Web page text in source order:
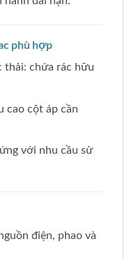
phù hợp
thải: chứa rác hữu
cao cột áp cần
với nhu cầu sử
điện, phao và